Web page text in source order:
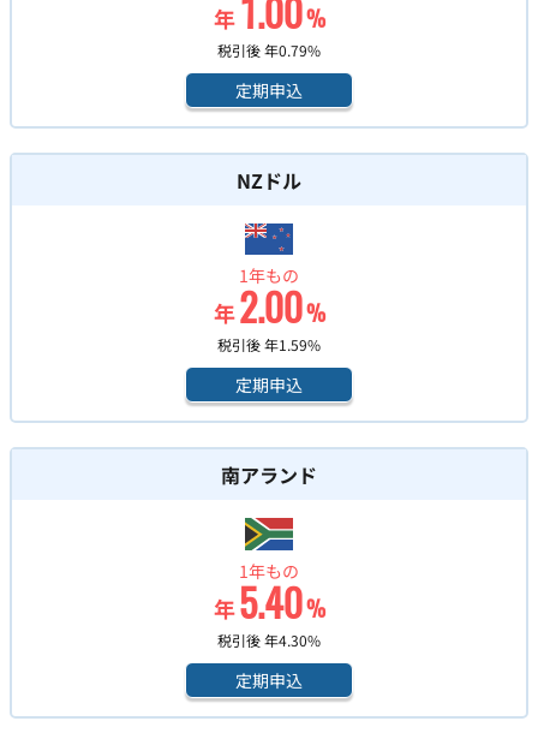
年 %
税引後 年0.79%
定期申込
NZドル
1年もの
年2.00%
税引後 年1.59%
定期申込
南アランド
1年もの
年5.40%
税引後 年4.30%
定期申込